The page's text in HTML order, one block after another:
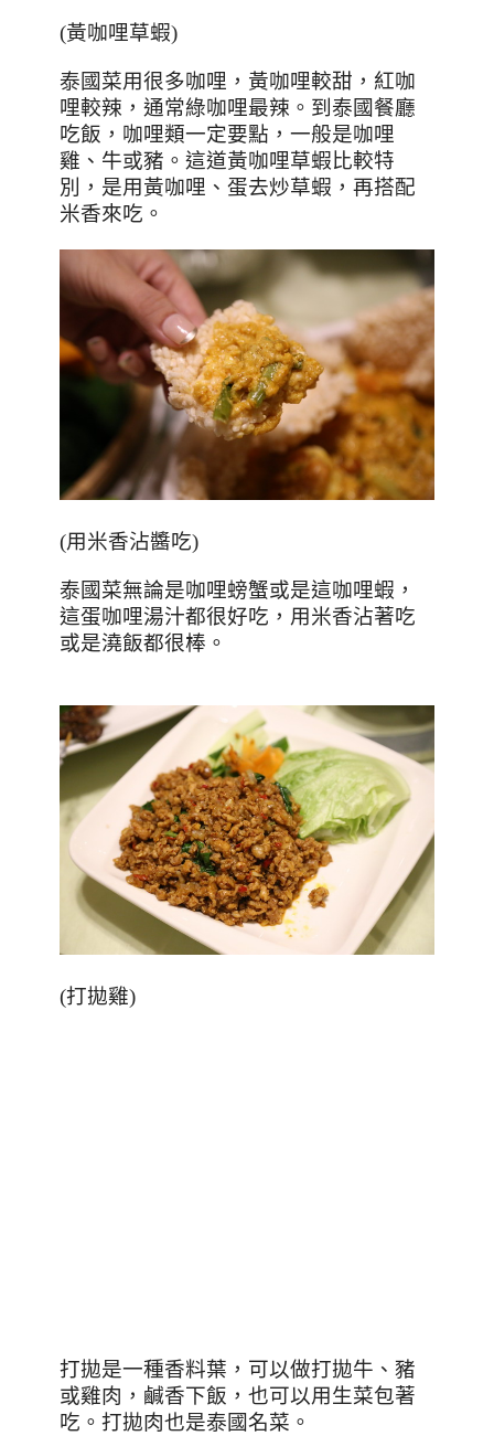
(黃咖哩草蝦)
泰國菜用很多咖哩，黃咖哩較甜，紅咖
哩較辣，通常綠咖哩最辣。到泰國餐廳
吃飯，咖哩類一定要點，一般是咖哩
雞、牛或豬。這道黃咖哩草蝦比較特
別，是用黃咖哩、蛋去炒草蝦，再搭配
米香來吃。
(用米香沾醬吃)
泰國菜無論是咖哩螃蟹或是這咖哩蝦，
這蛋咖哩湯汁都很好吃，用米香沾著吃
或是澆飯都很棒。
(打拋雞)
打拋是一種香料葉，可以做打拋牛、豬
或雞肉，鹹香下飯，也可以用生菜包著
吃。打拋肉也是泰國名菜。